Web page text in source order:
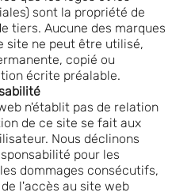
sont la propriété de
tiers. Aucune des marques
site ne peut être utilisé,
copié ou
écrite préalable.
n'établit pas de relation
de ce site se fait aux
Nous déclinons
pour les
dommages consécutifs,
l'accès au site web